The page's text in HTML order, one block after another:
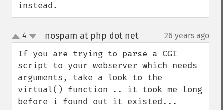
instead.
up
down
4 nospam at php dot net¶ 26 years ago
If you are trying to parse a CGI
script to your webserver which needs
arguments, take a look to the
virtual() function .. it took me long
before i found out it existed...